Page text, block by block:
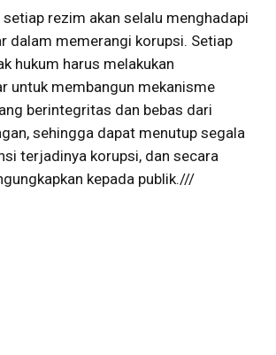
setiap rezim akan selalu menghadapi
dalam memerangi korupsi. Setiap
hukum harus melakukan
untuk membangun mekanisme
berintegritas dan bebas dari
sehingga dapat menutup segala
terjadinya korupsi, dan secara
kepada publik.///